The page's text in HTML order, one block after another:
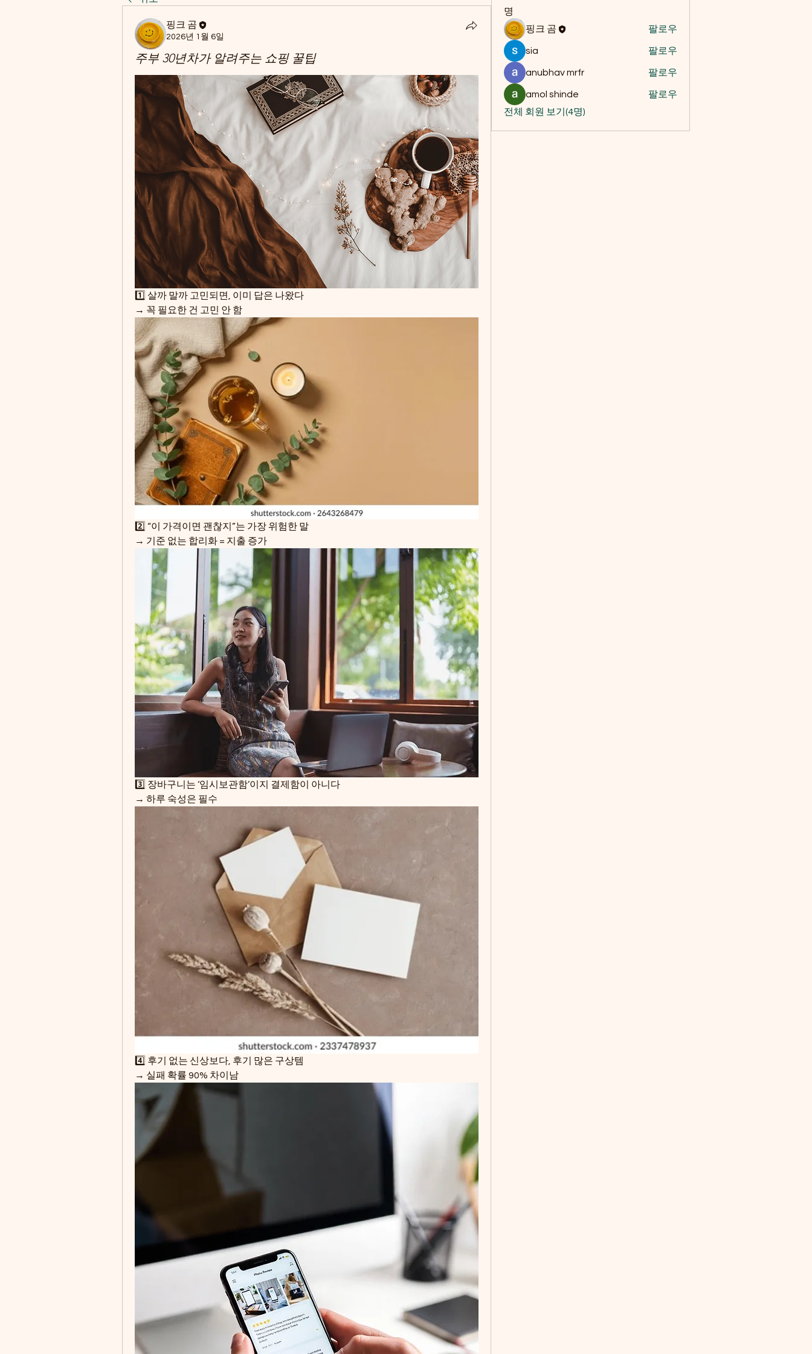
핑크 곰
2026년 1월 6일
주부 30년차가 알려주는 쇼핑 꿀팁
1️⃣ 살까 말까 고민되면, 이미 답은 나왔다
→ 꼭 필요한 건 고민 안 함
2️⃣ “이 가격이면 괜찮지”는 가장 위험한 말
→ 기준 없는 합리화 = 지출 증가
3️⃣ 장바구니는 ‘임시보관함’이지 결제함이 아니다
→ 하루 숙성은 필수
4️⃣ 후기 없는 신상보다, 후기 많은 구상템
→ 실패 확률 90% 차이남
명
핑크 곰 팔로우
sia 팔로우
anubhav mrfr 팔로우
amol shinde
팔로우
전체 회원 보기(4명)